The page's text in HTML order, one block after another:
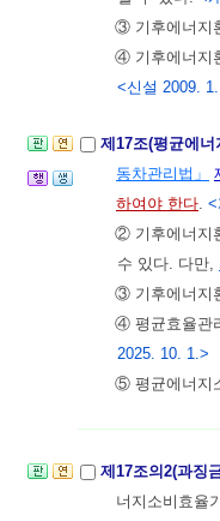
③ 기후에너지
④ 기후에너지
<신설 2009.
제17조(평균에
동차관리법」
하여야 한다. <
② 기후에너지
수 있다. 다만,
③ 기후에너지
④ 평균효율관
2025. 10. 1.>
⑤ 평균에너지
제17조의2(과징
너지소비효율